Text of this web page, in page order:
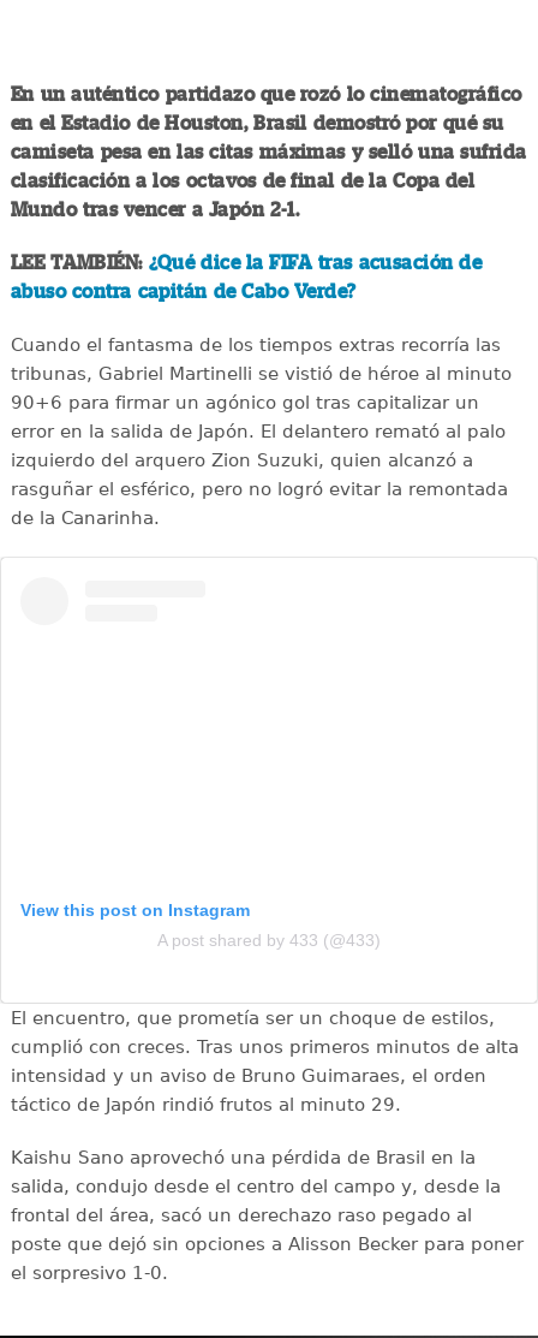
En un auténtico partidazo que rozó lo cinematográfico
en el Estadio de Houston, Brasil demostró por qué su
camiseta pesa en las citas máximas y selló una sufrida
clasificación a los octavos de final de la Copa del
Mundo tras vencer a Japón 2-1.
LEE TAMBIÉN: ¿Qué dice la FIFA tras acusación de
abuso contra capitán de Cabo Verde?
Cuando el fantasma de los tiempos extras recorría las
tribunas, Gabriel Martinelli se vistió de héroe al minuto
90+6 para firmar un agónico gol tras capitalizar un
error en la salida de Japón. El delantero remató al palo
izquierdo del arquero Zion Suzuki, quien alcanzó a
rasguñar el esférico, pero no logró evitar la remontada
de la Canarinha.
View this post on Instagram
A post shared by 433 (@433)
El encuentro, que prometía ser un choque de estilos,
cumplió con creces. Tras unos primeros minutos de alta
intensidad y un aviso de Bruno Guimaraes, el orden
táctico de Japón rindió frutos al minuto 29.
Kaishu Sano aprovechó una pérdida de Brasil en la
salida, condujo desde el centro del campo y, desde la
frontal del área, sacó un derechazo raso pegado al
poste que dejó sin opciones a Alisson Becker para poner
el sorpresivo 1-0.